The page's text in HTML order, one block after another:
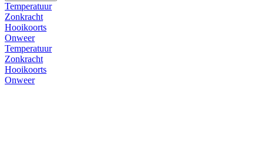
Temperatuur
Zonkracht
Hooikoorts
Onweer
Temperatuur
Zonkracht
Hooikoorts
Onweer